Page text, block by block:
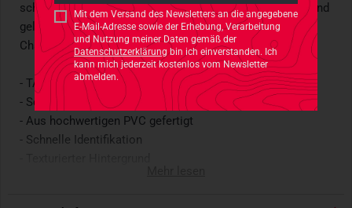
Mit dem Versand des Newsletters an die angegebene
E-Mail-Adresse sowie der Erhebung, Verarbeitung
und Nutzung meiner Daten gemäß der
Datenschutzerklärungbin ich einverstanden. Ich
kann mich jederzeit kostenlos vom Newsletter
abmelden.
schnelle, positive Identifikation und die auf den Hintergrund
gelegte Gitter-Matrix verleiht dem Patch den nötigen
Charakter.
- TACWRK Deutschland Flagge mit Länderkennung
- Schrift in 3D-Optik
- Aus hochwertigen PVC gefertigt
- Schnelle Identifikation